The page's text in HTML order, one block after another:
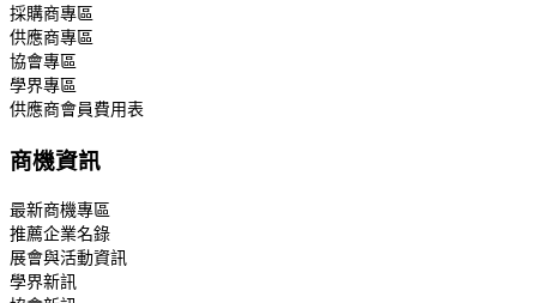
採購商專區
供應商專區
協會專區
學界專區
供應商會員費用表
商機資訊
最新商機專區
推薦企業名錄
展會與活動資訊
學界新訊